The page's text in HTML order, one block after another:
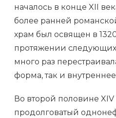
началось в конце XII
более ранней
храм был освящен в
протяжении следующих
много раз
форма, так и
Во второй половине
продолговатый